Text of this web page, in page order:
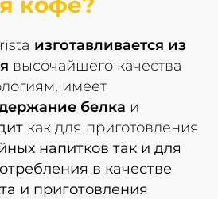
изготавливается из
высочайшего качества
имеет
белка и
как для приготовления
напитков так и для
в качестве
и приготовления